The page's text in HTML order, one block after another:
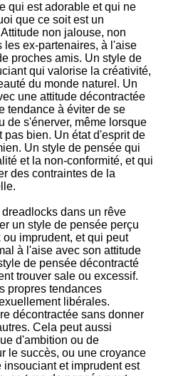
qui est adorable et qui ne
que ce soit est un
non jalouse, non
les ex-partenaires, à l'aise
proches amis. Un style de
qui valorise la créativité,
du monde naturel. Un
une attitude décontractée
tendance à éviter de se
de s'énerver, même lorsque
pas bien. Un état d'esprit de
Un style de pensée qui
et la non-conformité, et qui
des contraintes de la
dans un rêve
un style de pensée perçu
imprudent, et qui peut
à l'aise avec son attitude
de pensée décontracté
trouver sale ou excessif.
propres tendances
libérales.
décontractée sans donner
Cela peut aussi
d'ambition ou de
le succès, ou une croyance
et imprudent est